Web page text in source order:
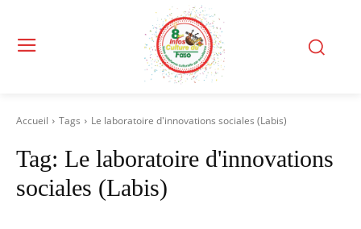
Accueil Tags Le laboratoire d'innovations sociales (Labis)
Tag: Le laboratoire d'innovations
sociales (Labis)